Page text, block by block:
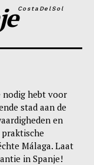
CostaDelSol
nodig hebt voor
stad aan de
en
Málaga. Laat
in Spanje!